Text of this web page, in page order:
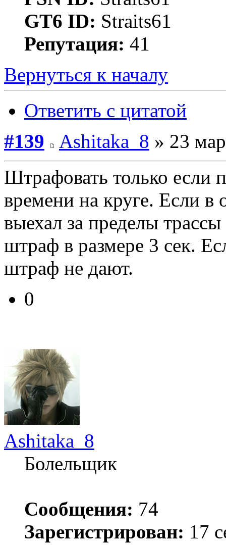
GT6 ID: Straits61
Репутация: 41
Вернуться к началу
Ответить с цитатой
#139
Ashitaka_8 » 23
Штрафовать только если
времени на круге. Если
выехал за пределы
штраф в размере 3 сек.
штраф не дают.
0
Ashitaka_8
Болельщик
Сообщения: 74
Зарегистрирован: 17